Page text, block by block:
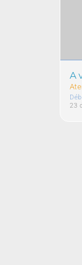
A
23